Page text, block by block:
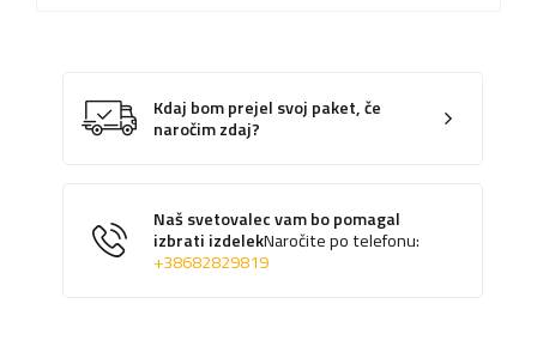
Kdaj bom prejel svoj paket, če
naročim zdaj?
Naš svetovalec vam bo pomagal
izbrati izdelekNaročite po telefonu:
+38682829819